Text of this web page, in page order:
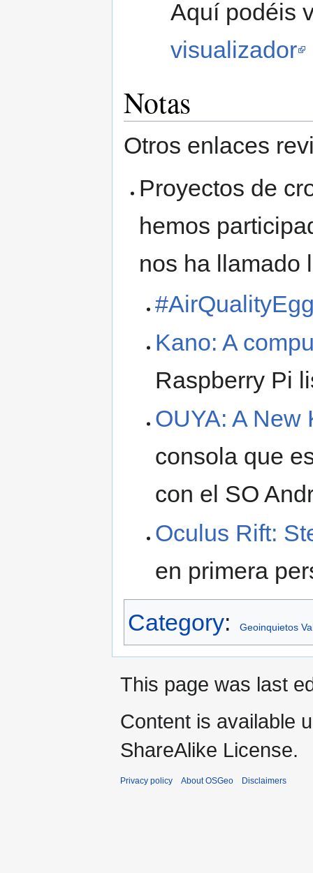
Aquí podéis
visualizador
Notas
Otros enlaces
Proyectos de
hemos
nos ha llamado
Kano: A
Raspberry Pi
OUYA: A New
consola que
con el SO
Oculus Rift:
en primera
Category: Geoinquietos
This page was last
Content is available
ShareAlike License.
Privacy policy About OSGeo Disclaimers